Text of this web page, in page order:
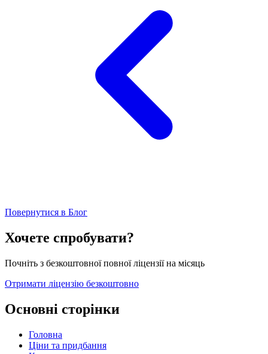
Повернутися в Блог
Хочете спробувати?
Почніть з безкоштовної повної ліцензії на місяць
Отримати ліцензію безкоштовно
Основні сторінки
Головна
Ціни та придбання